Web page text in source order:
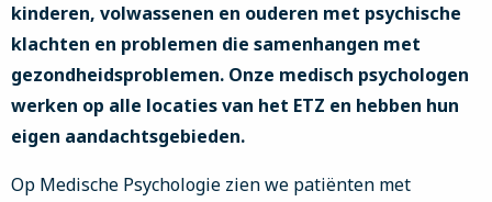
kinderen, volwassenen en ouderen met psychische
klachten en problemen die samenhangen met
gezondheidsproblemen. Onze medisch psychologen
werken op alle locaties van het ETZ en hebben hun
eigen aandachtsgebieden.
Op Medische Psychologie zien we patiënten met